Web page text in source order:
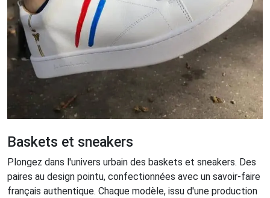
Baskets et sneakers
Plongez dans l'univers urbain des baskets et sneakers. Des
paires au design pointu, confectionnées avec un savoir-faire
français authentique. Chaque modèle, issu d'une production